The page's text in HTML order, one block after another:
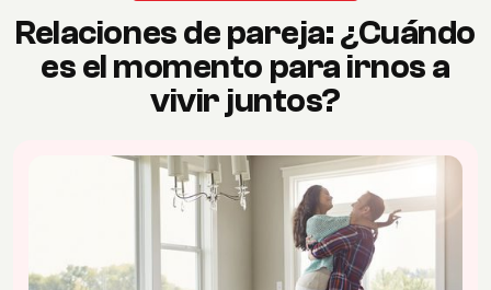
Relaciones de pareja: ¿Cuándo
es el momento para irnos a
vivir juntos?